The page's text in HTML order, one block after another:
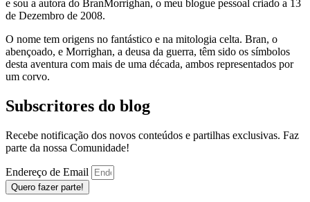
e sou a autora do BranMorrighan, o meu blogue pessoal criado a 13
de Dezembro de 2008.
O nome tem origens no fantástico e na mitologia celta. Bran, o
abençoado, e Morrighan, a deusa da guerra, têm sido os símbolos
desta aventura com mais de uma década, ambos representados por
um corvo.
Subscritores do blog
Recebe notificação dos novos conteúdos e partilhas exclusivas. Faz
parte da nossa Comunidade!
Endereço de Email
Quero fazer parte!